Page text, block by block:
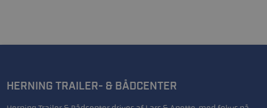
HERNING TRAILER- & BÅDCENTER